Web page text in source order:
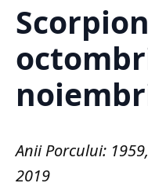
Anii Porcului:
2019